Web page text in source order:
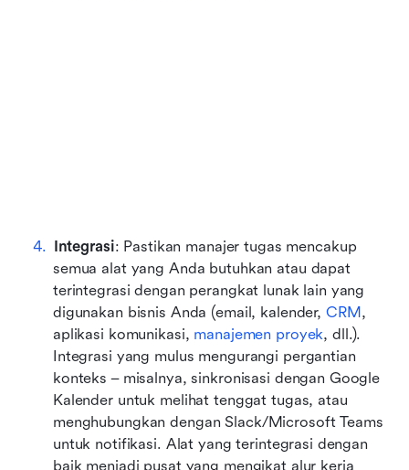
Integrasi: Pastikan manajer tugas mencakup
semua alat yang Anda butuhkan atau dapat
terintegrasi dengan perangkat lunak lain yang
digunakan bisnis Anda (email, kalender, CRM,
aplikasi komunikasi, manajemen proyek, dll.).
Integrasi yang mulus mengurangi pergantian
konteks – misalnya, sinkronisasi dengan Google
Kalender untuk melihat tenggat tugas, atau
menghubungkan dengan Slack/Microsoft Teams
untuk notifikasi. Alat yang terintegrasi dengan
baik menjadi pusat yang mengikat alur kerja